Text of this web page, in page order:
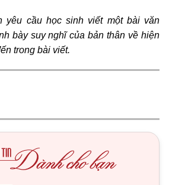
yêu cầu học sinh viết một bài văn
bày suy nghĩ của bản thân về hiện
trong bài viết.